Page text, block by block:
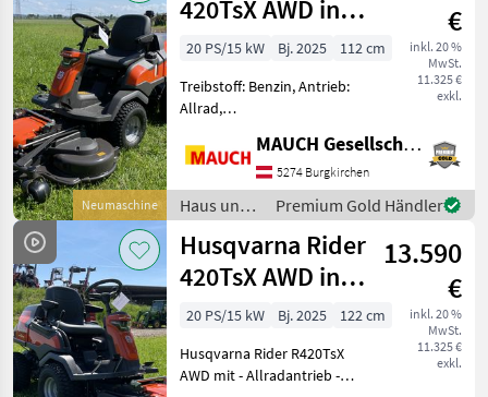
Neumaschine
420TsX AWD inkl.
Mähdeck
LAGERND!! NEU
€
inkl. 20 %
MwSt.
11.325 €
exkl.
20 PS/15 kW Bj. 2025
112 cm
Treibstoff: Benzin, Antrieb:
Allrad,
Antrieb: Allrad,
Servolenkung,
Beleuchtung, Antrieb:
Allrad Husqvarna Rider
R420TsX AWD mit -
Allradantrieb -
MAUCH Gesellschaft m.b.H. & Co.KG
5274 Burgkirchen
Haus und
Garten /
Husqvarna
Premium Gold Händler
Husqvarna Rider
420TsX AWD inkl.
Mähdeck NEU
13.590
€
inkl. 20 %
MwSt.
11.325 €
exkl.
20 PS/15 kW Bj. 2025
122 cm
Husqvarna Rider R420TsX
AWD mit - Allradantrieb -